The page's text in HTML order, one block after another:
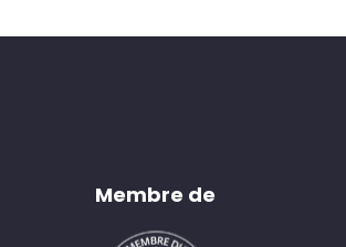
Membre de